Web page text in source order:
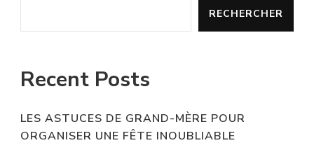
RECHERCHER
Recent Posts
LES ASTUCES DE GRAND-MÈRE POUR
ORGANISER UNE FÊTE INOUBLIABLE